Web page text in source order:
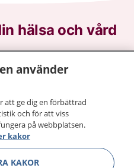
hälsa och vård
du kan kontakta.
och göra dina
1177 för
runt.
må bättre.
använder
att ge dig en förbättrad
och för att viss
på webbplatsen.
kakor
KAKOR